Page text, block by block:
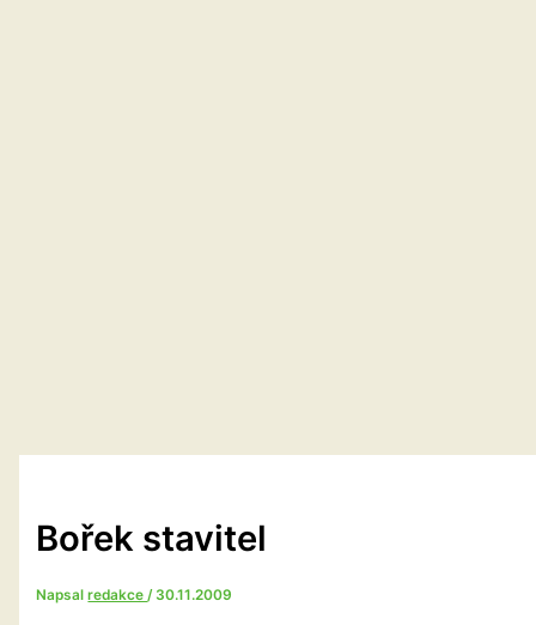
Bořek stavitel
Napsalredakce/ 30.11.2009